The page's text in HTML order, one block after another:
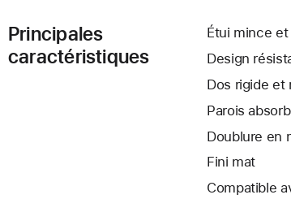
Principales
caractéristiques
Étui mince
Design
Dos rigide et
Parois
Doublure en
Fini mat
Compatible